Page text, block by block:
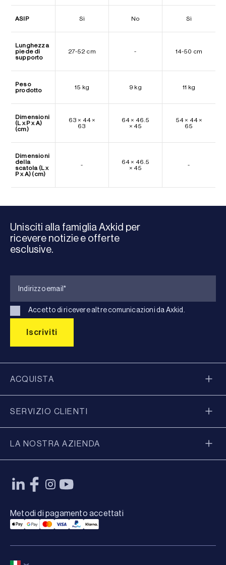
ASIP Sì No Sì
Lunghezza
piede di
supporto
27-52 cm - 14-50 cm
Peso
prodotto
15 kg 9 kg 11 kg
Dimensioni
(L x P x A)
(cm)
63 × 44 ×
63
64 × 46.5
× 45
54 × 44 ×
65
Dimensioni
della
scatola (L x
P x A) (cm)
-
64 × 46.5
× 45
-
Unisciti alla famiglia Axkid per
ricevere notizie e offerte
esclusive.
Accetto di ricevere altre comunicazioni da Axkid.
ACQUISTA
SERVIZIO CLIENTI
LA NOSTRA AZIENDA
Metodi di pagamento accettati
Applepay Payment
Googlepay Payment
Mastercard Payment
Visa Payment
Paypal Payment
Klarna Payment